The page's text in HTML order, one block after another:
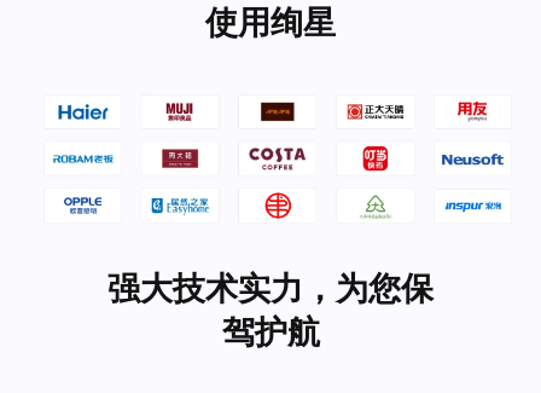
使用绚星
强大技术实力，为您保
驾护航